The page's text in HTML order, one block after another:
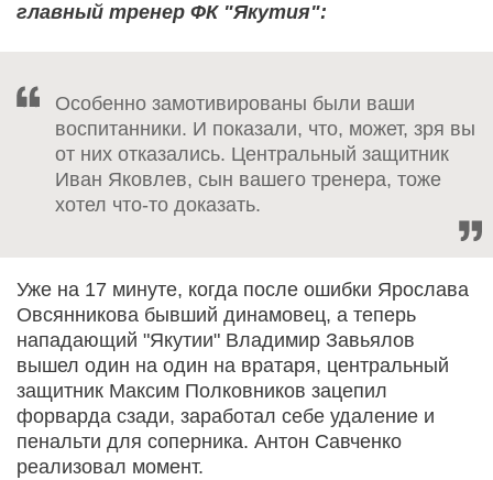
главный тренер ФК "Якутия":
Особенно замотивированы были ваши
воспитанники. И показали, что, может, зря вы
от них отказались. Центральный защитник
Иван Яковлев, сын вашего тренера, тоже
хотел что-то доказать.
Уже на 17 минуте, когда после ошибки Ярослава
Овсянникова бывший динамовец, а теперь
нападающий "Якутии" Владимир Завьялов
вышел один на один на вратаря, центральный
защитник Максим Полковников зацепил
форварда сзади, заработал себе удаление и
пенальти для соперника. Антон Савченко
реализовал момент.